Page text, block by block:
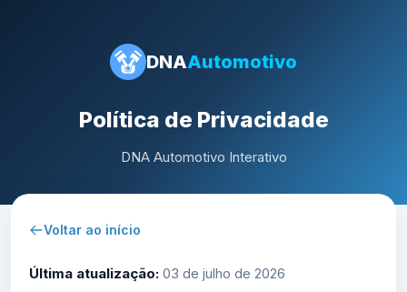
DNAAutomotivo
Política de Privacidade
DNA Automotivo Interativo
Voltar ao início
Última atualização: 03 de julho de 2026